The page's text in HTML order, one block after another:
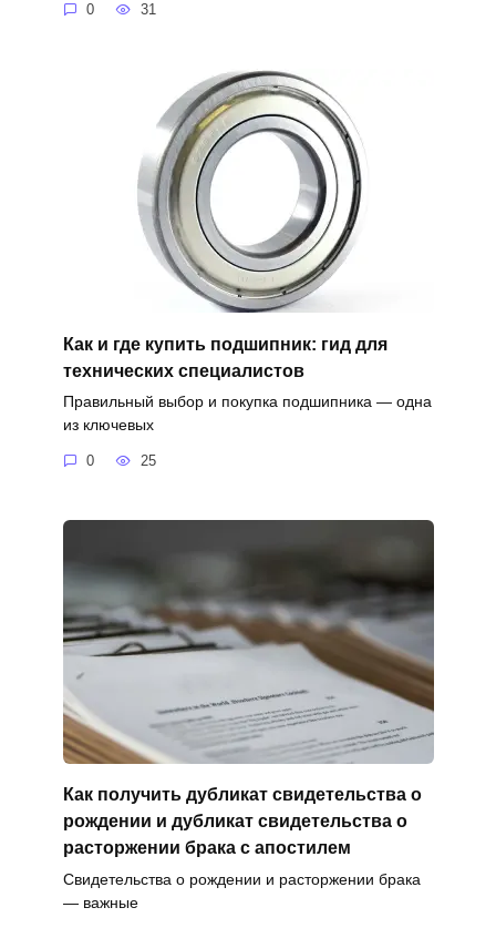
0 31
Как и где купить подшипник: гид для
технических специалистов
Правильный выбор и покупка подшипника — одна
из ключевых
0 25
Как получить дубликат свидетельства о
рождении и дубликат свидетельства о
расторжении брака с апостилем
Свидетельства о рождении и расторжении брака
— важные